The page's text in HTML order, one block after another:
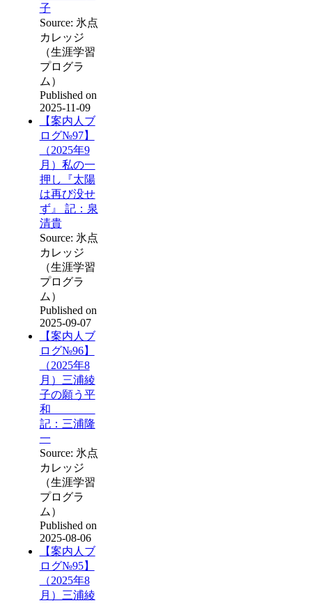
子
Source: 氷点
カレッジ
（生涯学習
プログラ
ム）
Published on
2025-11-09
【案内人ブ
ログ№97】
（2025年9
月）私の一
押し『太陽
は再び没せ
ず』 記：泉
清貴
Source: 氷点
カレッジ
（生涯学習
プログラ
ム）
Published on
2025-09-07
【案内人ブ
ログ№96】
（2025年8
月）三浦綾
子の願う平
和
記：三浦隆
一
Source: 氷点
カレッジ
（生涯学習
プログラ
ム）
Published on
2025-08-06
【案内人ブ
ログ№95】
（2025年8
月）三浦綾